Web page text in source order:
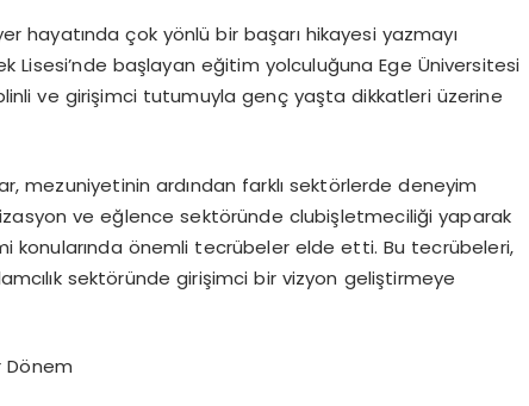
hayatında çok yönlü bir başarı hikayesi yazmayı
Lisesi’nde başlayan eğitim yolculuğuna Ege Üniversitesi
ve girişimci tutumuyla genç yaşta dikkatleri üzerine
, mezuniyetinin ardından farklı sektörlerde deneyim
ve eğlence sektöründe clubişletmeciliği yaparak
konularında önemli tecrübeler elde etti. Bu tecrübeleri,
sektöründe girişimci bir vizyon geliştirmeye
Dönem